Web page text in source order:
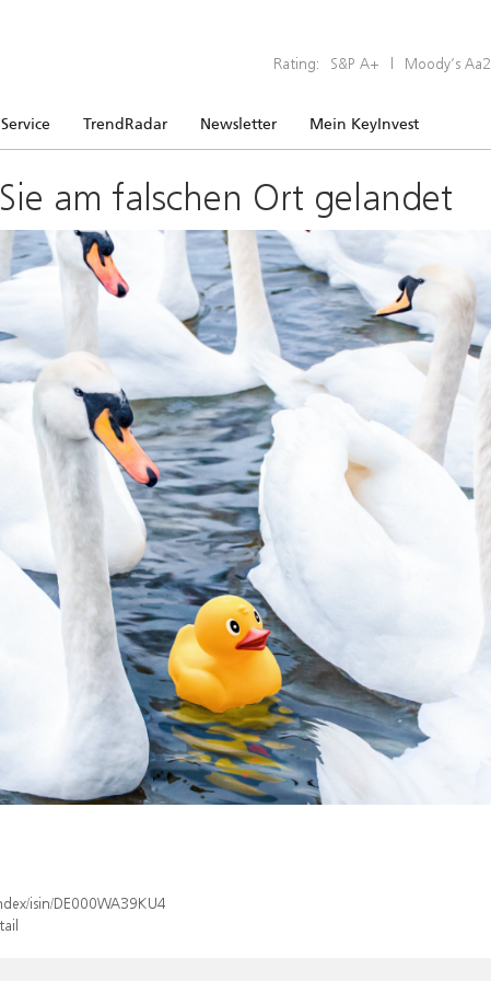
Rating: S&P A+ | Moody’s Aa2
Service TrendRadar Newsletter Mein KeyInvest
am falschen Ort gelandet
isin/DE000WA39KU4